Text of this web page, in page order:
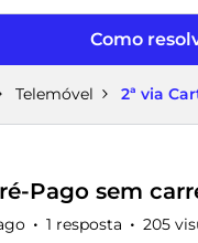
Como
Telemóvel 2ª via
Pago sem
1 resposta 205